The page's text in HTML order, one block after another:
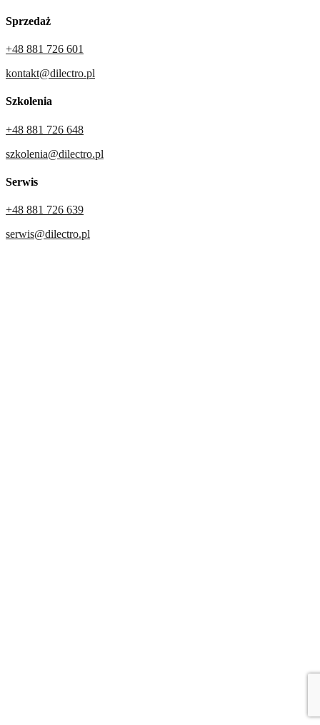
Sprzedaż
+48 881 726 601
kontakt@dilectro.pl
Szkolenia
+48 881 726 648
szkolenia@dilectro.pl
Serwis
+48 881 726 639
serwis@dilectro.pl